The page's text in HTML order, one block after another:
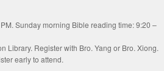
Sunday morning Bible reading time: 9:20 –
Library. Register with Bro. Yang or Bro. Xiong.
early to attend.